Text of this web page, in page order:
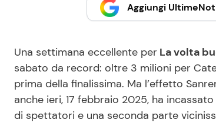
Aggiungi
Una settimana eccellente per La volta
sabato da record: oltre 3 milioni per
prima della finalissima. Ma l’effetto
anche ieri, 17 febbraio 2025, ha
di spettatori e una seconda parte